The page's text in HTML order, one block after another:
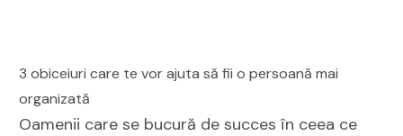
3 obiceiuri care te vor ajuta să fii o persoană mai
organizată
Oamenii care se bucură de succes în ceea ce